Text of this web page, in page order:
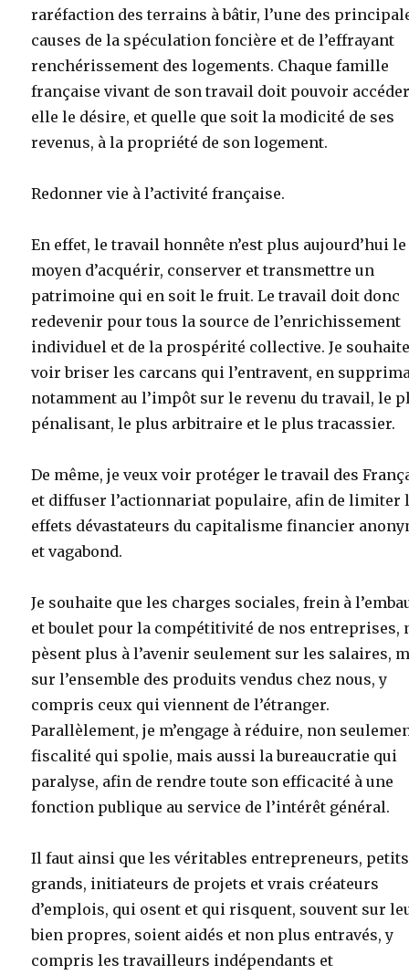
raréfaction des terrains à bâtir, l’une des
causes de la spéculation foncière et de l’effrayant
renchérissement des logements. Chaque famille
française vivant de son travail doit pouvoir
elle le désire, et quelle que soit la modicité de ses
revenus, à la propriété de son logement.
Redonner vie à l’activité française.
En effet, le travail honnête n’est plus aujourd’hui le
moyen d’acquérir, conserver et transmettre un
patrimoine qui en soit le fruit. Le travail doit donc
redevenir pour tous la source de l’enrichissement
individuel et de la prospérité collective. Je
voir briser les carcans qui l’entravent, en
notamment au l’impôt sur le revenu du travail, le
pénalisant, le plus arbitraire et le plus tracassier.
De même, je veux voir protéger le travail des
et diffuser l’actionnariat populaire, afin de limiter
effets dévastateurs du capitalisme financier
et vagabond.
Je souhaite que les charges sociales, frein à
et boulet pour la compétitivité de nos entreprises,
pèsent plus à l’avenir seulement sur les salaires,
sur l’ensemble des produits vendus chez nous, y
compris ceux qui viennent de l’étranger.
Parallèlement, je m’engage à réduire, non
fiscalité qui spolie, mais aussi la bureaucratie qui
paralyse, afin de rendre toute son efficacité à une
fonction publique au service de l’intérêt général.
Il faut ainsi que les véritables entrepreneurs,
grands, initiateurs de projets et vrais créateurs
d’emplois, qui osent et qui risquent, souvent sur
bien propres, soient aidés et non plus entravés, y
compris les travailleurs indépendants et